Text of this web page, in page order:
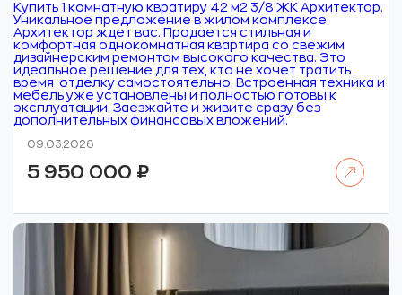
Купить 1 комнатную квратиру 42 м2 3/8 ЖК Архитектор.
Уникальное предложение в жилом комплексе
Архитектор ждет вас. Продается стильная и
комфортная однокомнатная квартира со свежим
дизайнерским ремонтом высокого качества. Это
идеальное решение для тех, кто не хочет тратить
время отделку самостоятельно. Встроенная техника и
мебель уже установлены и полностью готовы к
эксплуатации. Заезжайте и живите сразу без
дополнительных финансовых вложений.
09.03.2026
5 950 000 ₽